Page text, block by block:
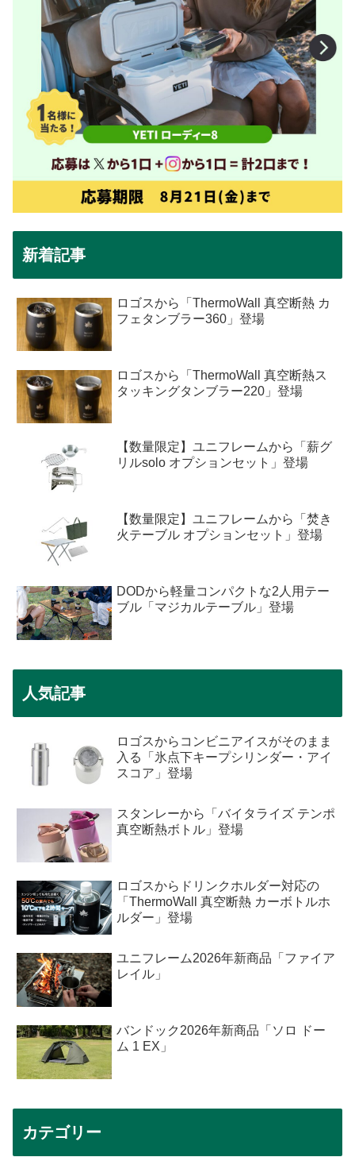
新着記事
ロゴスから「ThermoWall 真空断熱 カ
フェタンブラー360」登場
ロゴスから「ThermoWall 真空断熱ス
タッキングタンブラー220」登場
【数量限定】ユニフレームから「薪グ
リルsolo オプションセット」登場
【数量限定】ユニフレームから「焚き
火テーブル オプションセット」登場
DODから軽量コンパクトな2人用テー
ブル「マジカルテーブル」登場
人気記事
ロゴスからコンビニアイスがそのまま
入る「氷点下キープシリンダー・アイ
スコア」登場
スタンレーから「バイタライズ テンポ
真空断熱ボトル」登場
ロゴスからドリンクホルダー対応の
「ThermoWall 真空断熱 カーボトルホ
ルダー」登場
ユニフレーム2026年新商品「ファイア
レイル」
バンドック2026年新商品「ソロ ドー
ム 1 EX」
カテゴリー